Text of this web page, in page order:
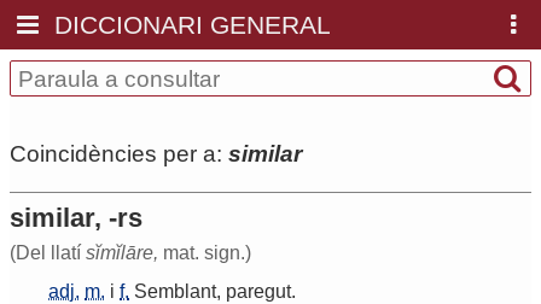
DICCIONARI GENERAL
Coincidències per a: similar
similar, -rs
(Del llatí sĭmĭlāre, mat. sign.)
adj. m. i f. Semblant, paregut.